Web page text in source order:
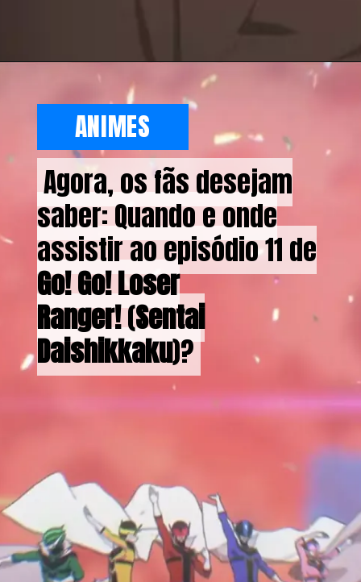
Agora, os fãs desejam
saber: Quando e onde
assistir ao episódio 11 de
Go! Go! Loser
Ranger!(Sentai
Daishikkaku)?
Agora, os fãs desejam
saber: Quando e onde
assistir ao episódio 11 de
Go! Go! Loser
Ranger!(Sentai
Daishikkaku)?
ANIMES